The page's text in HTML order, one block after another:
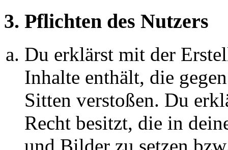
3. Pflichten des Nutzers
Du erklärst mit der
Inhalte enthält, die
Sitten verstoßen. Du
Recht besitzt, die in
und Bilder zu setzen